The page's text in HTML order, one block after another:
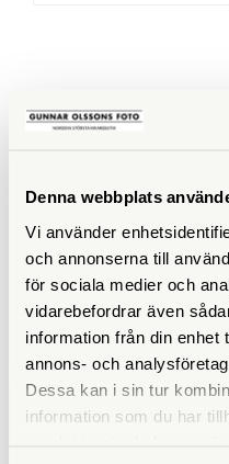
Denna webbplats
Vi använder
och annonserna till
för sociala medier och
vidarebefordrar även
information från din enhet
annons- och
Dessa kan i sin tur
information som du har
ANDRA KÖPTE
Adox
Adox Rodinal-Mesuring